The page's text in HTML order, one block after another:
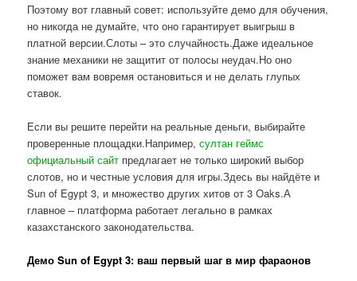
Поэтому вот главный совет: используйте демо для обучения,
но никогда не думайте, что оно гарантирует выигрыш в
платной версии.Слоты – это случайность.Даже идеальное
знание механики не защитит от полосы неудач.Но оно
поможет вам вовремя остановиться и не делать глупых
ставок.
Если вы решите перейти на реальные деньги, выбирайте
проверенные площадки.Например,султан геймс
официальный сайт предлагает не только широкий выбор
слотов, но и честные условия для игры.Здесь вы найдёте и
Sun of Egypt 3, и множество других хитов от 3 Oaks.А
главное – платформа работает легально в рамках
казахстанского законодательства.
Демо Sun of Egypt 3: ваш первый шаг в мир фараонов